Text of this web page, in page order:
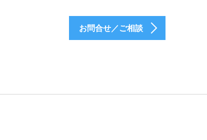
お問合せ／ご相談